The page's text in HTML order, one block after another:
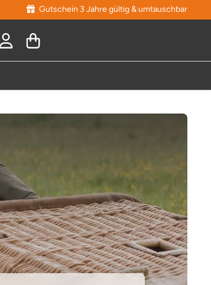
Gutschein 3 Jahre gültig & umtauschbar
eingeben, Vorschläge erscheinen